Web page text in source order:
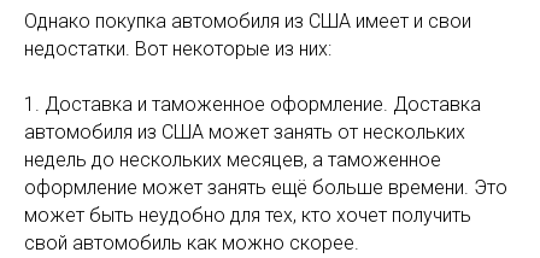
Однако покупка автомобиля из США имеет и свои
недостатки. Вот некоторые из них:
1. Доставка и таможенное оформление. Доставка
автомобиля из США может занять от нескольких
недель до нескольких месяцев, а таможенное
оформление может занять ещё больше времени. Это
может быть неудобно для тех, кто хочет получить
свой автомобиль как можно скорее.